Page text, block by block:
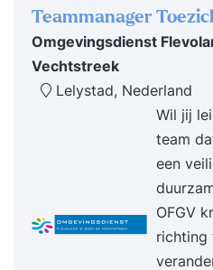
Teammanager
Omgevingsdienst
Vechtstreek
Lelystad, Nederland
Wil jij
team
een
OFGV
richting